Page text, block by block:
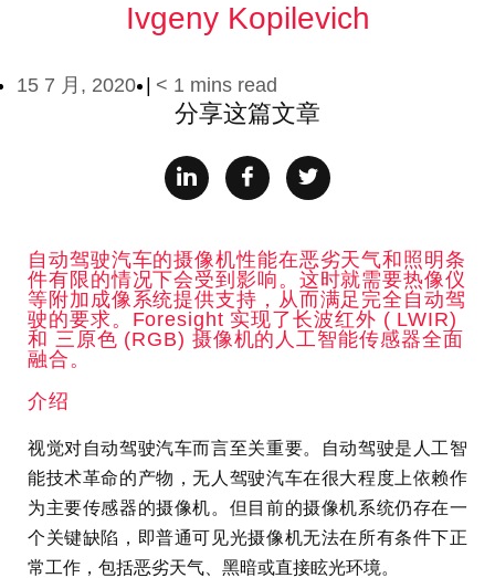
Ivgeny Kopilevich
15 7 月, 2020 < 1 mins read
分享这篇文章
自动驾驶汽车的摄像机性能在恶劣天气和照明条
件有限的情况下会受到影响。这时就需要热像仪
等附加成像系统提供支持，从而满足完全自动驾
驶的要求。Foresight 实现了长波红外 ( LWIR)
和 三原色 (RGB) 摄像机的人工智能传感器全面
融合。
介绍
视觉对自动驾驶汽车而言至关重要。自动驾驶是人工智
能技术革命的产物，无人驾驶汽车在很大程度上依赖作
为主要传感器的摄像机。但目前的摄像机系统仍存在一
个关键缺陷，即普通可见光摄像机无法在所有条件下正
常工作，包括恶劣天气、黑暗或直接眩光环境。